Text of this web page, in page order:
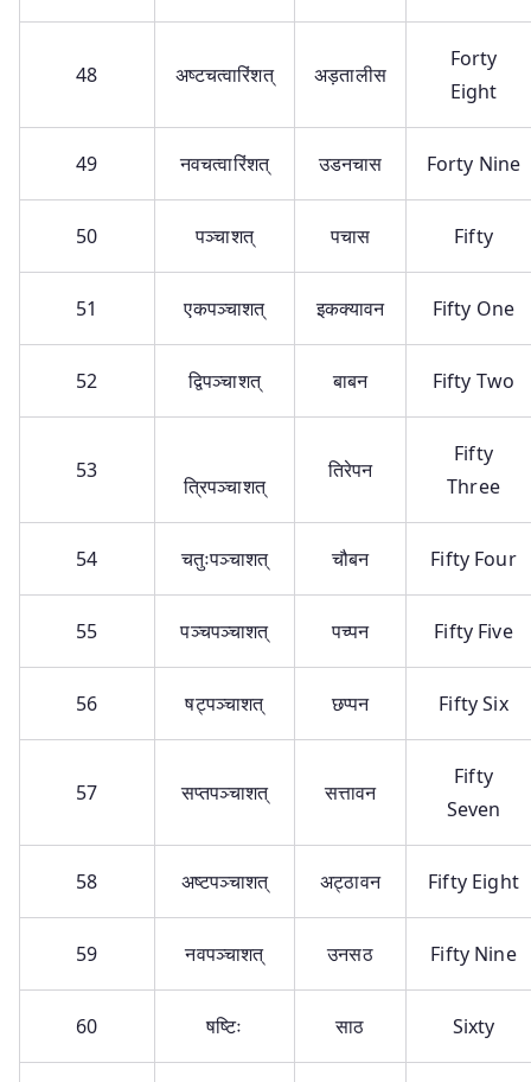
48 अष्टचत्वारिंशत् अड़तालीस
Forty
Eight
49 नवचत्वारिंशत् उडनचास Forty Nine
50 पञ्चाशत् पचास Fifty
51 एकपञ्चाशत् इकक्यावन Fifty One
52 द्विपञ्चाशत् बाबन Fifty Two
53
त्रिपञ्चाशत्
तिरेपन
Fifty
Three
54 चतुःपञ्चाशत् चौबन Fifty Four
55 पञ्चपञ्चाशत् पच्पन Fifty Five
56 षट्पञ्चाशत् छप्पन Fifty Six
57 सप्तपञ्चाशत् सत्तावन
Fifty
Seven
58 अष्टपञ्चाशत् अट्ठावन Fifty Eight
59 नवपञ्चाशत् उनसठ Fifty Nine
60 षष्टिः साठ Sixty